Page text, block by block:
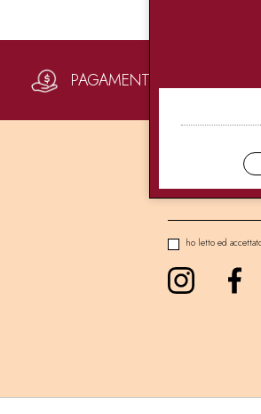
PAGAMENTI SICURI
NEWSLETTER
ho letto ed